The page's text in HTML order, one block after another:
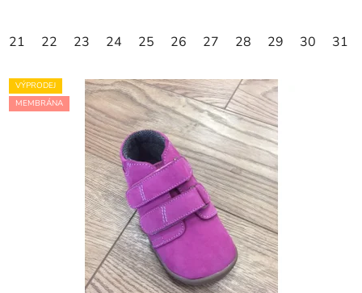
21 22 23 24 25 26 27 28 29 30 31
VÝPRODEJ
MEMBRÁNA